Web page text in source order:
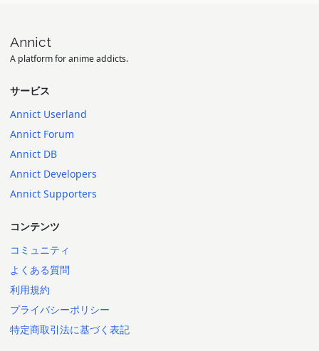
Annict
A platform for anime addicts.
サービス
Annict Userland
Annict Forum
Annict DB
Annict Developers
Annict Supporters
コンテンツ
コミュニティ
よくある質問
利用規約
プライバシーポリシー
特定商取引法に基づく表記